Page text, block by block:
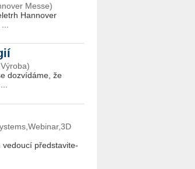
Messe)
Hannover
do­zví­dá­me, že
ve­dou­cí před­sta­vi­te­